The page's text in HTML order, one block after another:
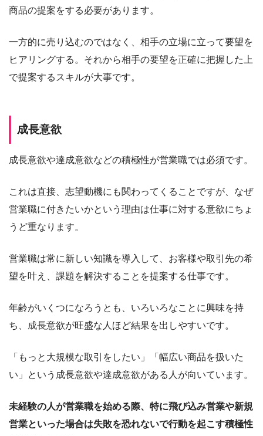
商品の提案をする必要があります。
一方的に売り込むのではなく、相手の立場に立って要望を
ヒアリングする。それから相手の要望を正確に把握した上
で提案するスキルが大事です。
成長意欲
成長意欲や達成意欲などの積極性が営業職では必須です。
これは直接、志望動機にも関わってくることですが、なぜ
営業職に付きたいかという理由は仕事に対する意欲にちょ
うど重なります。
営業職は常に新しい知識を導入して、お客様や取引先の希
望を叶え、課題を解決することを提案する仕事です。
年齢がいくつになろうとも、いろいろなことに興味を持
ち、成長意欲が旺盛な人ほど結果を出しやすいです。
「もっと大規模な取引をしたい」「幅広い商品を扱いた
い」という成長意欲や達成意欲がある人が向いています。
未経験の人が営業職を始める際、特に飛び込み営業や新規
営業といった場合は失敗を恐れないで行動を起こす積極性